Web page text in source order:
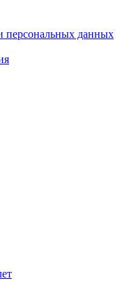
персональных данных